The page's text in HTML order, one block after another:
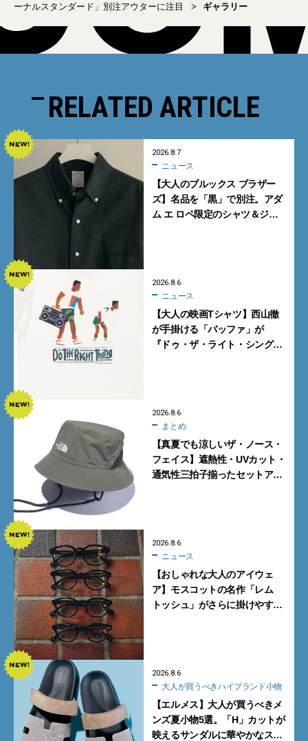
ーナルスタンダード」別注アウターに注目
ギャラリー
RELATED ARTICLE
2026.8.7
ニュース
【大人のブルックス ブラザー
ズ】名品を「黒」で別注。アダ
ム エ ロペ限定のシャツ＆ジャ
2026.8.6
ニュース
【大人の映画Tシャツ】西山徹
が手掛ける「バッファ」が
『ドゥ・ザ・ライト・シング』
2026.8.6
まとめ
【真夏でも涼しいザ・ノース・
フェイス】遮熱性・UVカット・
通気性三拍子揃ったセットアッ
2026.8.6
ニュース
【おしゃれな大人のアイウェ
ア】モスコットの名作「レム
トッシュ」がさらに掛けやす
2026.8.6
大人が買うべきハイブランド小物
【エルメス】大人が買うべきメ
ンズ夏小物5選。「H」カットが
映えるサンダルに華やかなス